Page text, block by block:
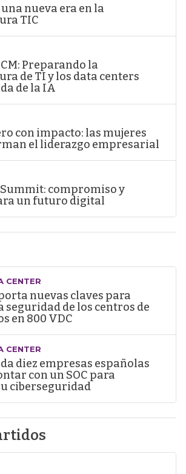
nueva era en la
TIC
Preparando la
de TI y los data centers
de la IA
con impacto: las mujeres
el liderazgo empresarial
compromiso y
un futuro digital
CENTER
nuevas claves para
de los centros de
en 800 VDC
CENTER
diez empresas españolas
con un SOC para
ciberseguridad